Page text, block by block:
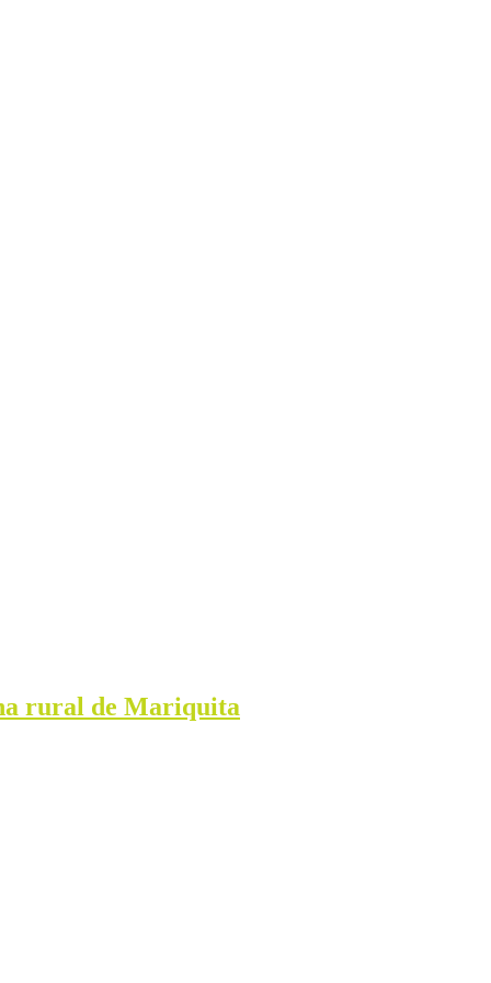
rural de Mariquita